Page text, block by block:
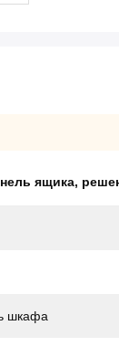
ящика,
шкафа